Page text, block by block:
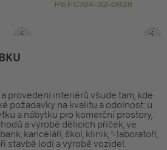
provedení interiérů všude tam, kde
požadavky na kvalitu a odolnost: u
a nábytku pro komerční prostory,
a výrobě dělicích příček, ve
kanceláří, škol, klinik,␍laboratoří,
stavbě lodí a výrobě vozidel.